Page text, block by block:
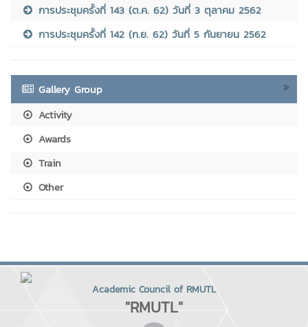
การประชุมครั้งที่ 143 (ต.ค. 62) วันที่ 3 ตุลาคม 2562
การประชุมครั้งที่ 142 (ก.ย. 62) วันที่ 5 กันยายน 2562
Gallery Group
Activity
Awards
Train
Other
Academic Council of RMUTL
"RMUTL"